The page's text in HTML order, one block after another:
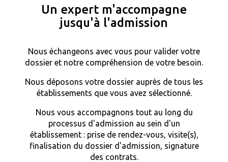
Un expert m'accompagne
jusqu'à l'admission
Nous échangeons avec vous pour valider votre
dossier et notre compréhension de votre besoin.
Nous déposons votre dossier auprès de tous les
établissements que vous avez sélectionné.
Nous vous accompagnons tout au long du
processus d'admission au sein d'un
établissement : prise de rendez-vous, visite(s),
finalisation du dossier d'admission, signature
des contrats.